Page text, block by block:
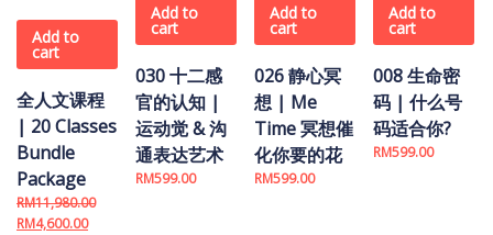
Add to
cart
全人文课程
| 20 Classes
Bundle
Package
RM11,980.00
Original price was: RM11,980.00.
RM4,600.00Current price is: RM4,600.00.
Add to
cart
030 十二感
官的认知 |
运动觉 & 沟
通表达艺术
RM599.00
Add to
cart
026 静心冥
想 | Me
Time 冥想催
化你要的花
RM599.00
Add to
cart
008 生命密
码 | 什么号
码适合你?
RM599.00